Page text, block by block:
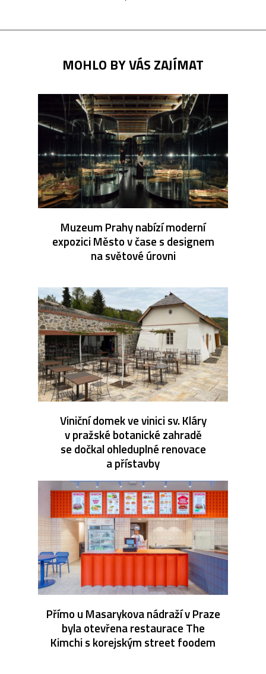
MOHLO BY VÁS ZAJÍMAT
Muzeum Prahy nabízí moderní
expozici Město v čase s designem
na světové úrovni
Viniční domek ve vinici sv. Kláry
v pražské botanické zahradě
se dočkal ohleduplné renovace
a přístavby
Přímo u Masarykova nádraží v Praze
byla otevřena restaurace The
Kimchi s korejským street foodem